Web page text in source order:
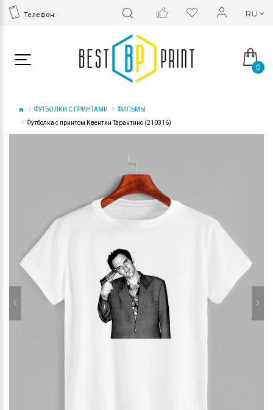
Телефон:
0
ФУТБОЛКИ С ПРИНТАМИ
ФИЛЬМЫ
Футболка с принтом Квентин Тарантино (210316)